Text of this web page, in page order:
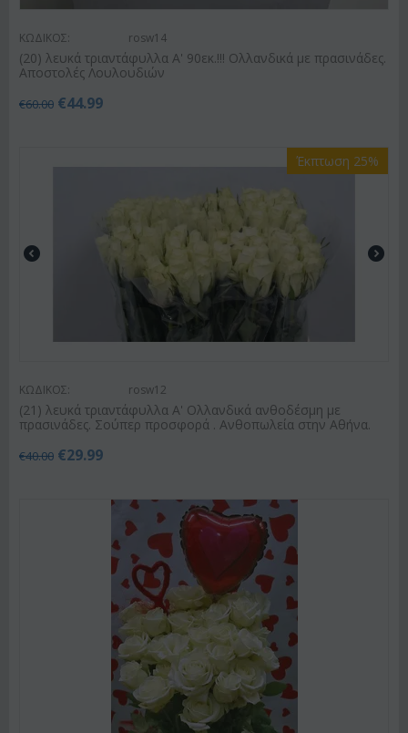
ΚΩΔΙΚΟΣ: rosw14
(20) λευκά τριαντάφυλλα Α' 90εκ.!!! Ολλανδικά με πρασινάδες.
Αποστολές Λουλουδιών
€60.00 €44.99
Έκπτωση 25%
ΚΩΔΙΚΟΣ: rosw12
(21) λευκά τριαντάφυλλα Α' Ολλανδικά ανθοδέσμη με
πρασινάδες. Σούπερ προσφορά . Ανθοπωλεία στην Αθήνα.
€40.00 €29.99